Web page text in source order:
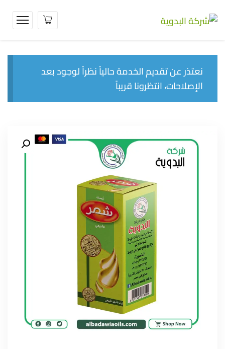
نعتذر عن تقديم الخدمة حالياً نظراً لوجود بعد
الإصلاحات، انتظرونا قريباً